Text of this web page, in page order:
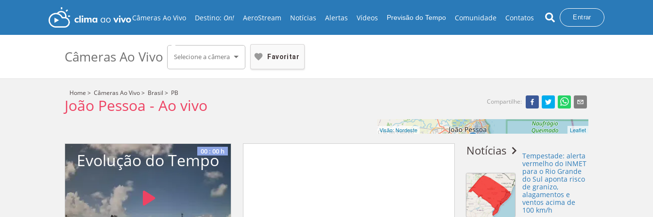
Câmeras Ao Vivo Destino: On! AeroStream Notícias Alertas Vídeos Previsão do Tempo Comunidade Contatos Entrar
Câmeras Ao Vivo Selecione a câmera Favoritar
Home > Câmeras Ao Vivo> Brasil > PB
João Pessoa - Ao vivo Compartilhe:
Stream Marcelo Zurita / Bramon
Leaflet
Visão:Nordeste
00 :00 h
Evolução do Tempo Notícias
Tempestade: alerta
vermelho do INMET
para o Rio Grande
do Sul aponta risco
de granizo,
alagamentos e
ventos acima de
100 km/h